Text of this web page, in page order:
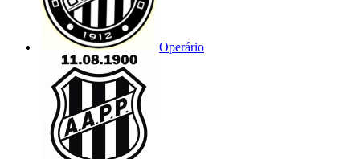
Operário